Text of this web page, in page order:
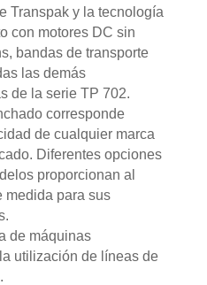
Transpak y la tecnología
con motores DC sin
bandas de transporte
las demás
de la serie TP 702.
corresponde
de cualquier marca
Diferentes opciones
proporcionan al
medida para sus
de máquinas
utilización de líneas de